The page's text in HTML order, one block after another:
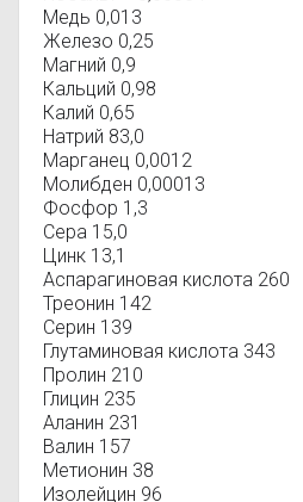
Медь 0,013
Железо 0,25
Магний 0,9
Кальций 0,98
Калий 0,65
Натрий 83,0
Марганец 0,0012
Молибден 0,00013
Фосфор 1,3
Сера 15,0
Цинк 13,1
Аспарагиновая кислота 260
Треонин 142
Серин 139
Глутаминовая кислота 343
Пролин 210
Глицин 235
Аланин 231
Валин 157
Метионин 38
Изолейцин 96